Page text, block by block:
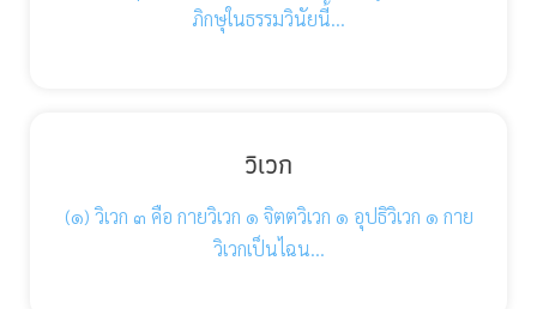
ภิกษุในธรรมวินัยนี้…
วิเวก
(๑) วิเวก ๓ คือ กายวิเวก ๑ จิตตวิเวก ๑ อุปธิวิเวก ๑ กาย
วิเวกเป็นไฉน…